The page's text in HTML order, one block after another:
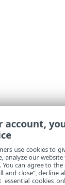
account,
use cookies to
analyze our
You can agree to
and close", decline
essential cookies